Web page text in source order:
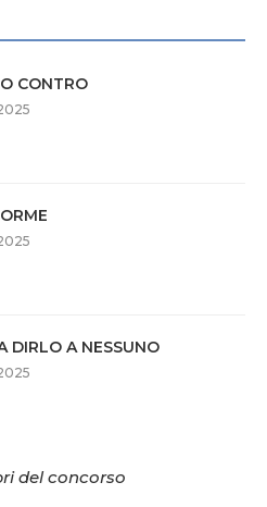
CONTRO
DIRLO A NESSUNO
del concorso